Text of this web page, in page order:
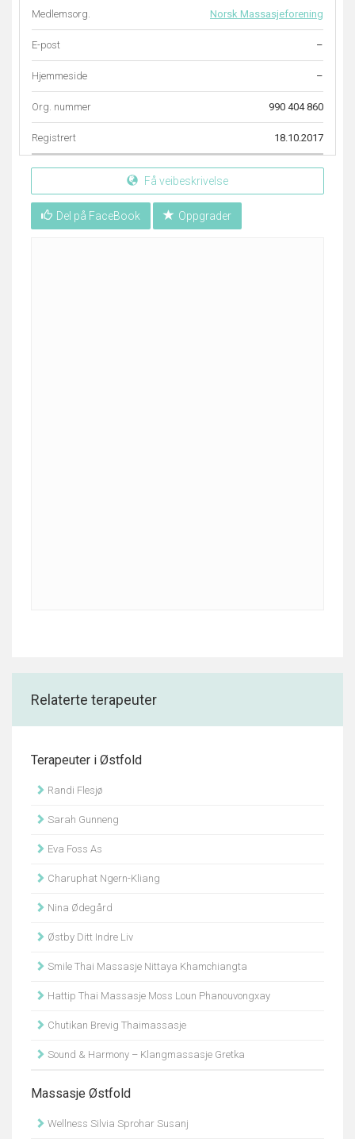
Medlemsorg. Norsk Massasjeforening
E-post –
Hjemmeside –
Org. nummer 990 404 860
Registrert 18.10.2017
Få veibeskrivelse
Del på FaceBook Oppgrader
Relaterte terapeuter
Terapeuter i Østfold
Randi Flesjø
Sarah Gunneng
Eva Foss As
Charuphat Ngern-Kliang
Nina Ødegård
Østby Ditt Indre Liv
Smile Thai Massasje Nittaya Khamchiangta
Hattip Thai Massasje Moss Loun Phanouvongxay
Chutikan Brevig Thaimassasje
Sound & Harmony – Klangmassasje Gretka
Massasje Østfold
Wellness Silvia Sprohar Susanj